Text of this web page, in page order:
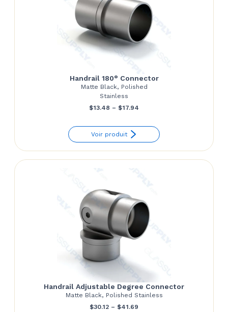
Handrail 180° Connector
Matte Black, Polished
Stainless
$13.48 – $17.94
$13.48
through
Voir produit
Handrail Adjustable Degree Connector
Matte Black, Polished Stainless
$30.12 – $41.69